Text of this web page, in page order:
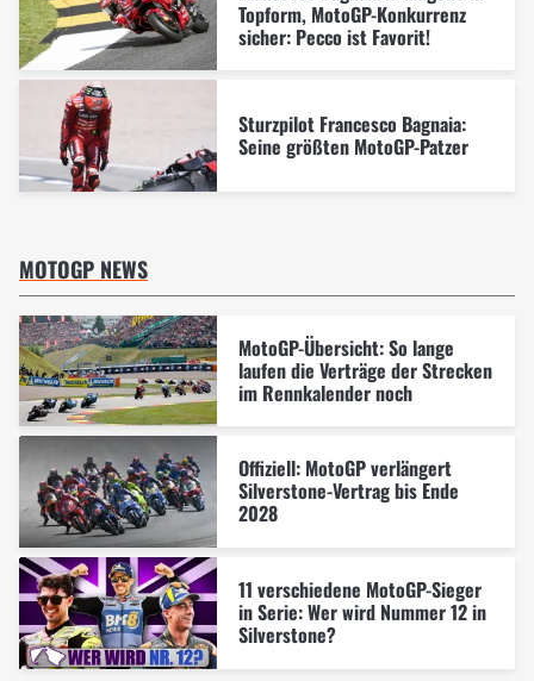
Topform, MotoGP-Konkurrenz
sicher: Pecco ist Favorit!
Sturzpilot Francesco Bagnaia:
Seine größten MotoGP-Patzer
MOTOGP NEWS
MotoGP-Übersicht: So lange
laufen die Verträge der Strecken
im Rennkalender noch
Offiziell: MotoGP verlängert
Silverstone-Vertrag bis Ende
2028
11 verschiedene MotoGP-Sieger
in Serie: Wer wird Nummer 12 in
Silverstone?